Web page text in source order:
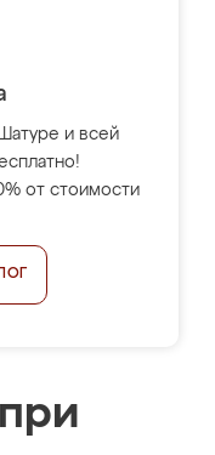
и всей
от стоимости